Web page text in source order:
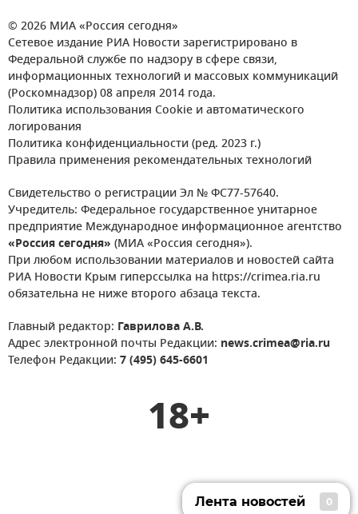
© 2026 МИА «Россия сегодня»
Сетевое издание РИА Новости зарегистрировано в
Федеральной службе по надзору в сфере связи,
информационных технологий и массовых коммуникаций
(Роскомнадзор) 08 апреля 2014 года.
Политика использования Cookie и автоматического
логирования
Политика конфиденциальности (ред. 2023 г.)
Правила применения рекомендательных технологий
Свидетельство о регистрации Эл № ФС77-57640.
Учредитель: Федеральное государственное унитарное
предприятие Международное информационное агентство
«Россия сегодня» (МИА «Россия сегодня»).
При любом использовании материалов и новостей сайта
РИА Новости Крым гиперссылка на https://crimea.ria.ru
обязательна не ниже второго абзаца текста.
Главный редактор: Гаврилова А.В.
Адрес электронной почты Редакции: news.crimea@ria.ru
Телефон Редакции: 7 (495) 645-6601
18+
Лента новостей 0